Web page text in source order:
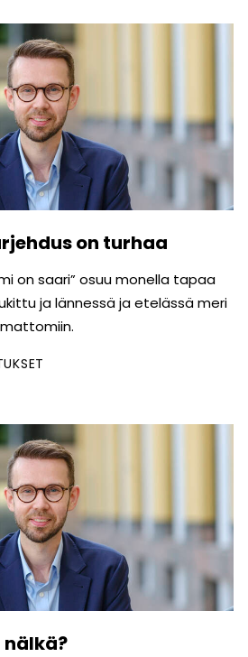
on turhaa
on saari” osuu monella tapaa
ja lännessä ja etelässä meri
nälkä?